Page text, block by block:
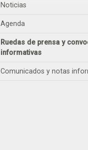
Noticias
Agenda
Ruedas de prensa y
informativas
Comunicados y notas